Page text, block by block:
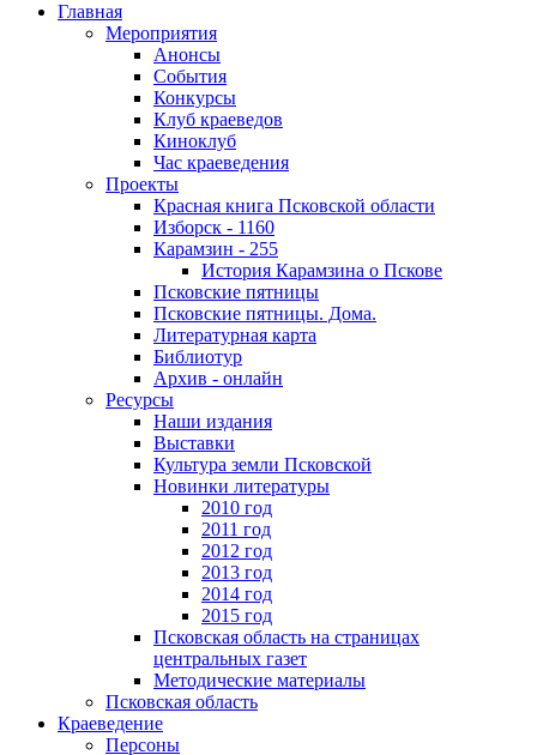
Главная
Мероприятия
Анонсы
События
Конкурсы
Клуб краеведов
Киноклуб
Час краеведения
Проекты
Красная книга Псковской области
Изборск - 1160
Карамзин - 255
История Карамзина о Пскове
Псковские пятницы
Псковские пятницы. Дома.
Литературная карта
Библиотур
Архив - онлайн
Ресурсы
Наши издания
Выставки
Культура земли Псковской
Новинки литературы
2010 год
2011 год
2012 год
2013 год
2014 год
2015 год
Псковская область на страницах
центральных газет
Методические материалы
Псковская область
Краеведение
Персоны